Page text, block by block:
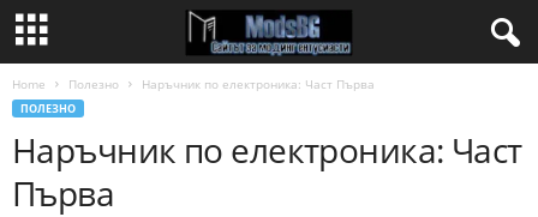
Home Полезно Наръчник по електроника: Част Първа
ПОЛЕЗНО
Наръчник по електроника: Част
Първа